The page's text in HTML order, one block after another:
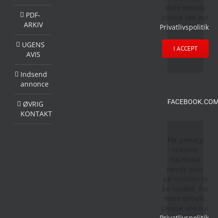
PDF-
ARKIV
UGENS
AVIS
Indsend
annonce
ØVRIG
KONTAKT
Privatlivspolitik
I ACCEPT